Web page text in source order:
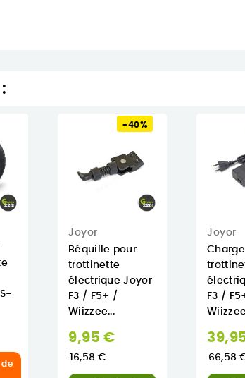
de
-40%
Joyor
Béquille pour
trottinette
électrique Joyor
F3 / F5+ /
Wiizzee...
9,95 €Prix
16,58 €
Joyor
F3 /
66,58